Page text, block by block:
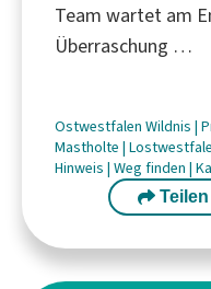
Team wartet am
Überraschung …
Ostwestfalen Wildnis |
Mastholte |
Hinweis | Weg finden |
Teilen